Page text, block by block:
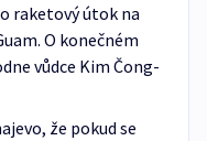
raketový útok na
O konečném
vůdce Kim Čong-
že pokud se